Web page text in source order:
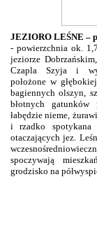
JEZIORO LEŚNE –
- powierzchnia ok.
jeziorze
Czapla Szyja i
położone w
bagiennych olszyn,
błotnych
łabędzie nieme,
i rzadko spotykana
otaczających jez.
spoczywają
grodzisko na